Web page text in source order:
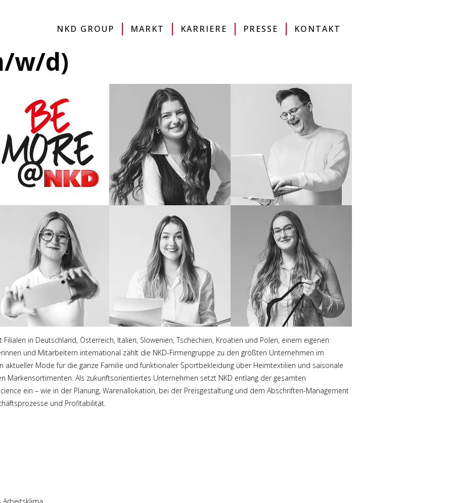
NKD GROUP MARKT KARRIERE PRESSE KONTAKT
w/d)
in Deutschland, Österreich, Italien, Slowenien, Tschechien, Kroatien und Polen, einem eigenen
und Mitarbeitern international zählt die NKD-Firmengruppe zu den größten Unternehmen im
aktueller Mode für die ganze Familie und funktionaler Sportbekleidung über Heimtextilien und saisonale
Markensortimenten. Als zukunftsorientiertes Unternehmen setzt NKD entlang der gesamten
ein – wie in der Planung, Warenallokation, bei der Preisgestaltung und dem Abschriften-Management
und Profitabilität.
Arbeitsklima